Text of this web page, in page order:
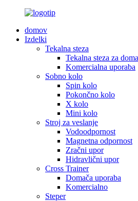
domov
Izdelki
Tekalna steza
Tekalna steza za
Komercialna uporaba
Sobno kolo
Spin kolo
Pokončno kolo
X kolo
Mini kolo
Stroj za veslanje
Vodoodpornost
Magnetna odpornost
Zračni upor
Hidravlični upor
Cross Trainer
Domača uporaba
Komercialno
Steper